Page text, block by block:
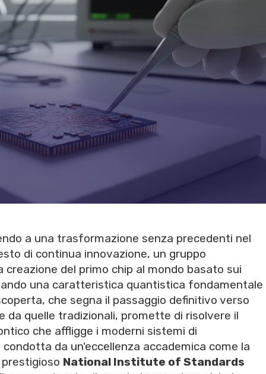
a una trasformazione senza precedenti nel
di continua innovazione, un gruppo
del primo chip al mondo basato sui
una caratteristica quantistica fondamentale
che segna il passaggio definitivo verso
quelle tradizionali, promette di risolvere il
che affligge i moderni sistemi di
da un'eccellenza accademica come la
National Institute of Standards